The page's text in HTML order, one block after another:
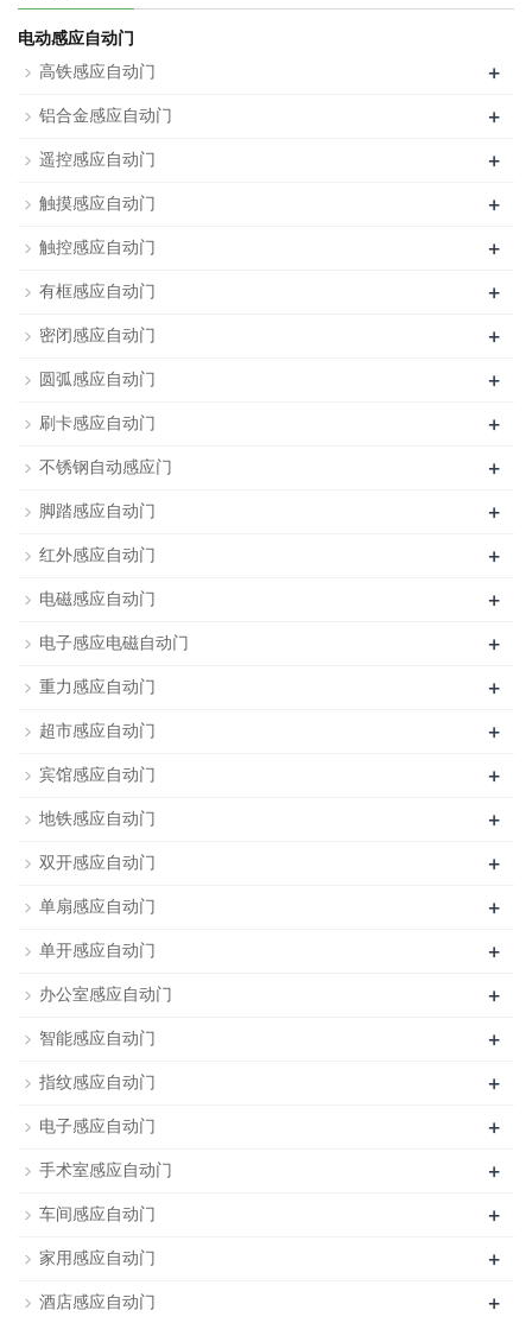
电动感应自动门
高铁感应自动门
+
铝合金感应自动门 +
遥控感应自动门 +
触摸感应自动门 +
触控感应自动门 +
有框感应自动门 +
密闭感应自动门 +
圆弧感应自动门 +
刷卡感应自动门 +
不锈钢自动感应门 +
脚踏感应自动门 +
红外感应自动门 +
电磁感应自动门 +
电子感应电磁自动门 +
重力感应自动门 +
超市感应自动门 +
宾馆感应自动门 +
地铁感应自动门 +
双开感应自动门 +
单扇感应自动门 +
单开感应自动门 +
办公室感应自动门 +
智能感应自动门 +
指纹感应自动门 +
电子感应自动门 +
手术室感应自动门 +
车间感应自动门 +
家用感应自动门 +
酒店感应自动门 +